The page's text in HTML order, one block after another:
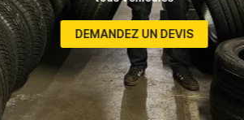
réception
ci-contre
DEMANDEZ UN DEVIS